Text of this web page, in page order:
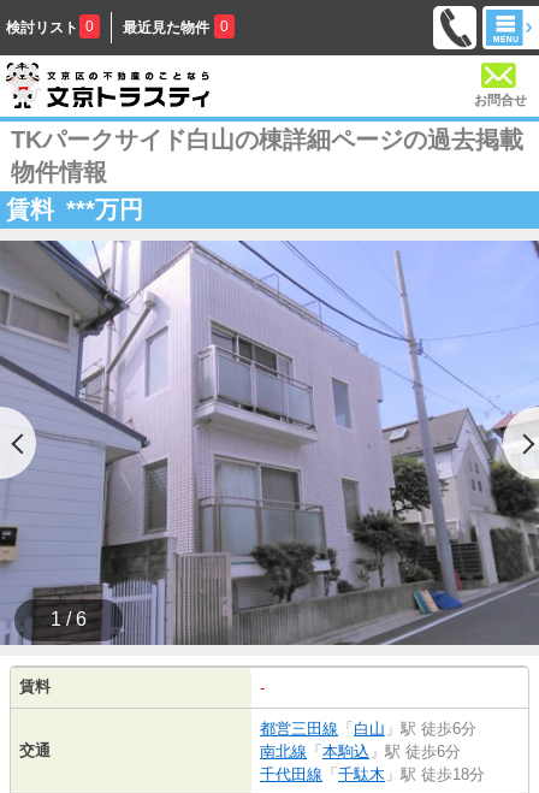
検討リスト 0 最近見た物件 0
お問合せ
TKパークサイド白山の棟詳細ページの過去掲載
物件情報
賃料 ***万円
1 / 6
賃料 -
交通
都営三田線 「 白山 」駅 徒歩6分
南北線 「 本駒込 」駅 徒歩6分
千代田線 「 千駄木 」駅 徒歩18分